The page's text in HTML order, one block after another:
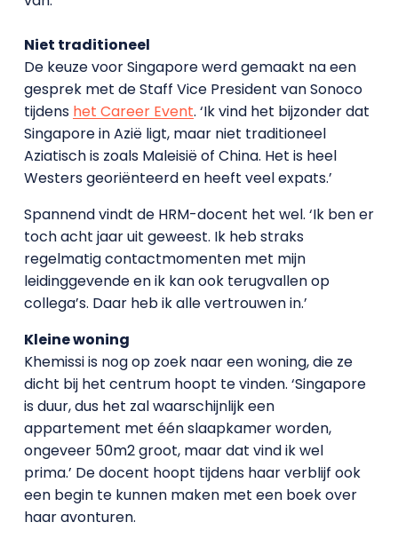
Niet traditioneel
De keuze voor Singapore werd gemaakt na een
gesprek met de Staff Vice President van Sonoco
tijdens het Career Event. ‘Ik vind het bijzonder dat
Singapore in Azië ligt, maar niet traditioneel
Aziatisch is zoals Maleisië of China. Het is heel
Westers georiënteerd en heeft veel expats.’
Spannend vindt de HRM-docent het wel. ‘Ik ben er
toch acht jaar uit geweest. Ik heb straks
regelmatig contactmomenten met mijn
leidinggevende en ik kan ook terugvallen op
collega’s. Daar heb ik alle vertrouwen in.’
Kleine woning
Khemissi is nog op zoek naar een woning, die ze
dicht bij het centrum hoopt te vinden. ‘Singapore
is duur, dus het zal waarschijnlijk een
appartement met één slaapkamer worden,
ongeveer 50m2 groot, maar dat vind ik wel
prima.’ De docent hoopt tijdens haar verblijf ook
een begin te kunnen maken met een boek over
haar avonturen.